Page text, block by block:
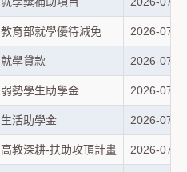
教育部就學優待減免 2026-07-
就學貸款 2026-07-
弱勢學生助學金 2026-07-
生活助學金 2026-07-
高教深耕-扶助攻頂計畫 2026-07-